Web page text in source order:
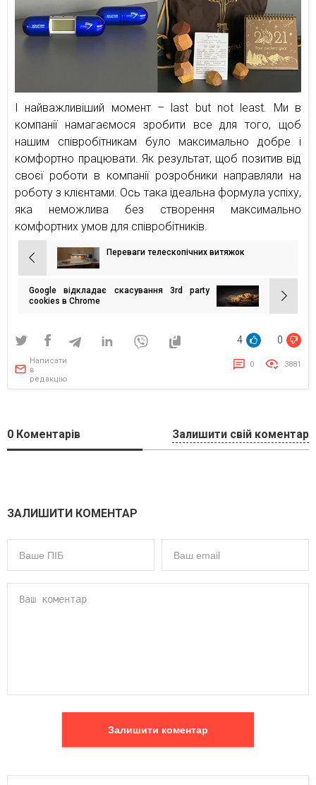
І найважливіший момент – last but not least. Ми в
компанії намагаємося зробити все для того, щоб
нашим співробітникам було максимально добре і
комфортно працювати. Як результат, щоб позитив від
своєї роботи в компанії розробники направляли на
роботу з клієнтами. Ось така ідеальна формула успіху,
яка неможлива без створення максимально
комфортних умов для співробітників.
Навігація
записів
Переваги телескопічних витяжок
Google відкладає скасування 3rd party
cookies в Chrome
4 0
Написати
в
редакцію
0 3881
0 Коментарів Залишити свій коментар
ЗАЛИШИТИ КОМЕНТАР
Залишити коментар